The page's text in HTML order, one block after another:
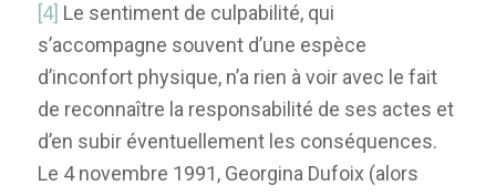
[4] Le sentiment de culpabilité, qui
s’accompagne souvent d’une espèce
d’inconfort physique, n’a rien à voir avec le fait
de reconnaître la responsabilité de ses actes et
d’en subir éventuellement les conséquences.
Le 4 novembre 1991, Georgina Dufoix (alors